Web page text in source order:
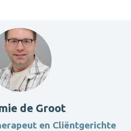
de Groot
en Cliëntgerichte